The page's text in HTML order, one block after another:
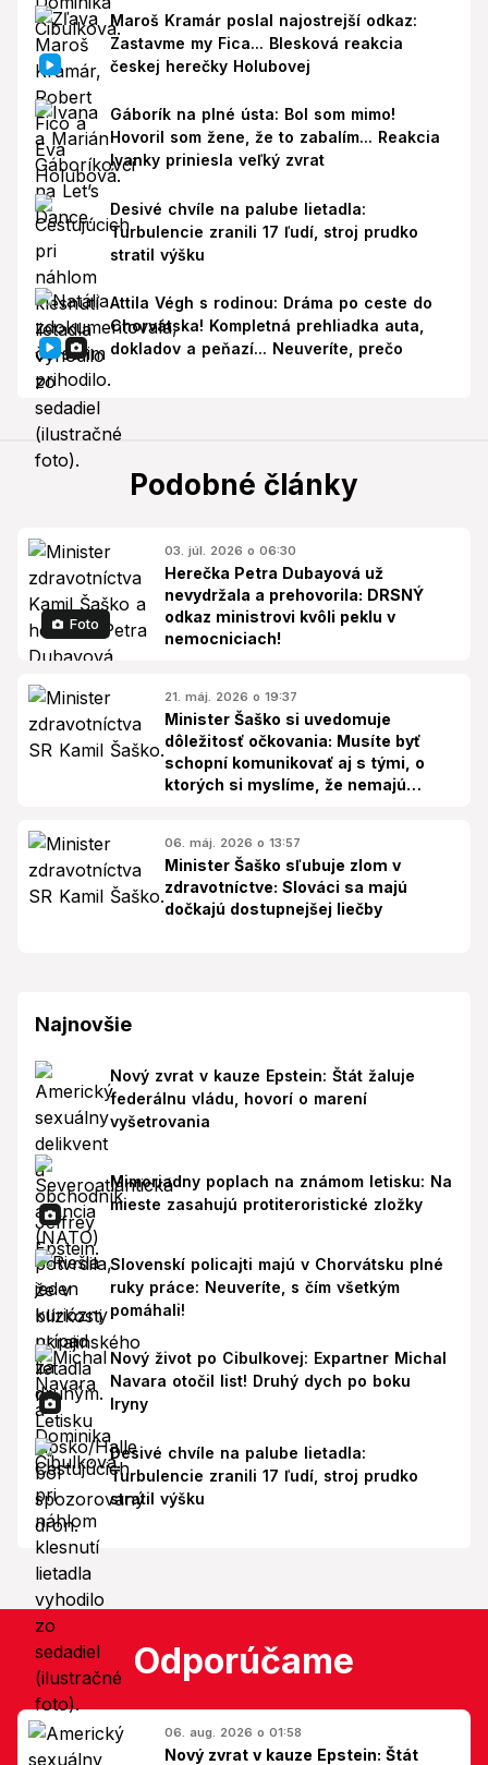
Maroš Kramár poslal najostrejší odkaz:
Zastavme my Fica... Blesková reakcia
českej herečky Holubovej
Gáborík na plné ústa: Bol som mimo!
Hovoril som žene, že to zabalím... Reakcia
Ivanky priniesla veľký zvrat
Desivé chvíle na palube lietadla:
Turbulencie zranili 17 ľudí, stroj prudko
stratil výšku
Attila Végh s rodinou: Dráma po ceste do
Chorvátska! Kompletná prehliadka auta,
dokladov a peňazí... Neuveríte, prečo
Podobné články
Foto
03. júl. 2026 o 06:30
Herečka Petra Dubayová už
nevydržala a prehovorila: DRSNÝ
odkaz ministrovi kvôli peklu v
nemocniciach!
21. máj. 2026 o 19:37
Minister Šaško si uvedomuje
dôležitosť očkovania: Musíte byť
schopní komunikovať aj s tými, o
ktorých si myslíme, že nemajú
06. máj. 2026 o 13:57
Minister Šaško sľubuje zlom v
zdravotníctve: Slováci sa majú
dočkajú dostupnejšej liečby
Najnovšie
Nový zvrat v kauze Epstein: Štát žaluje
federálnu vládu, hovorí o marení
vyšetrovania
Mimoriadny poplach na známom letisku: Na
mieste zasahujú protiteroristické zložky
Slovenskí policajti majú v Chorvátsku plné
ruky práce: Neuveríte, s čím všetkým
pomáhali!
Nový život po Cibulkovej: Expartner Michal
Navara otočil list! Druhý dych po boku
Iryny
Desivé chvíle na palube lietadla:
Turbulencie zranili 17 ľudí, stroj prudko
stratil výšku
Odporúčame
06. aug. 2026 o 01:58
Nový zvrat v kauze Epstein: Štát